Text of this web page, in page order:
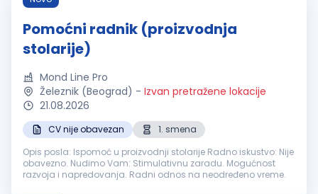
Pomoćni radnik (proizvodnja
stolarije)
Mond Line Pro
Železnik (Beograd) - Izvan pretražene lokacije
21.08.2026
CV nije obavezan
1. smena
Opis posla: Ispomoć u proizvodnji stolarije Radno iskustvo: Nije
obavezno. Nudimo Vam: Stimulativnu zaradu. Mogućnost
razvoja i napredovanja. Radni odnos na neodređeno vreme.